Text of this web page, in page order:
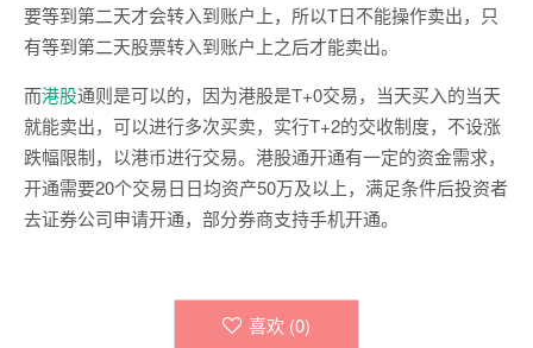
要等到第二天才会转入到账户上，所以T日不能操作卖出，只
有等到第二天股票转入到账户上之后才能卖出。
而港股通则是可以的，因为港股是T+0交易，当天买入的当天
就能卖出，可以进行多次买卖，实行T+2的交收制度，不设涨
跌幅限制，以港币进行交易。港股通开通有一定的资金需求，
开通需要20个交易日日均资产50万及以上，满足条件后投资者
去证券公司申请开通，部分券商支持手机开通。
喜欢 (0)